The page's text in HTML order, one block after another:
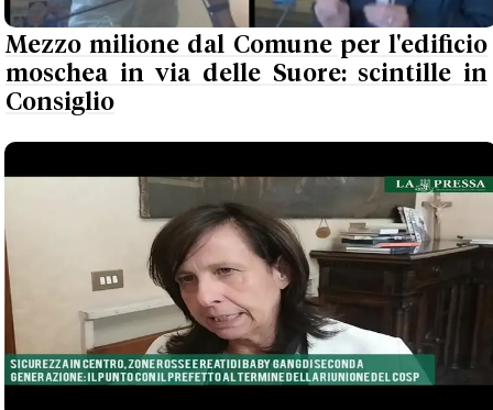
Mezzo milione dal Comune per l'edificio
moschea in via delle Suore: scintille in
Consiglio